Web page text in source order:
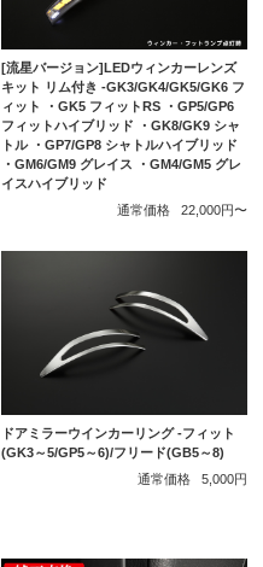
[流星バージョン]LEDウィンカーレンズ
キット リム付き -GK3/GK4/GK5/GK6 フ
ィット ・GK5 フィットRS ・GP5/GP6
フィットハイブリッド ・GK8/GK9 シャ
トル ・GP7/GP8 シャトルハイブリッド
・GM6/GM9 グレイス ・GM4/GM5 グレ
イスハイブリッド
通常価格
22,000円〜
ドアミラーウインカーリング -フィット
(GK3～5/GP5～6)/フリード(GB5～8)
通常価格
5,000円